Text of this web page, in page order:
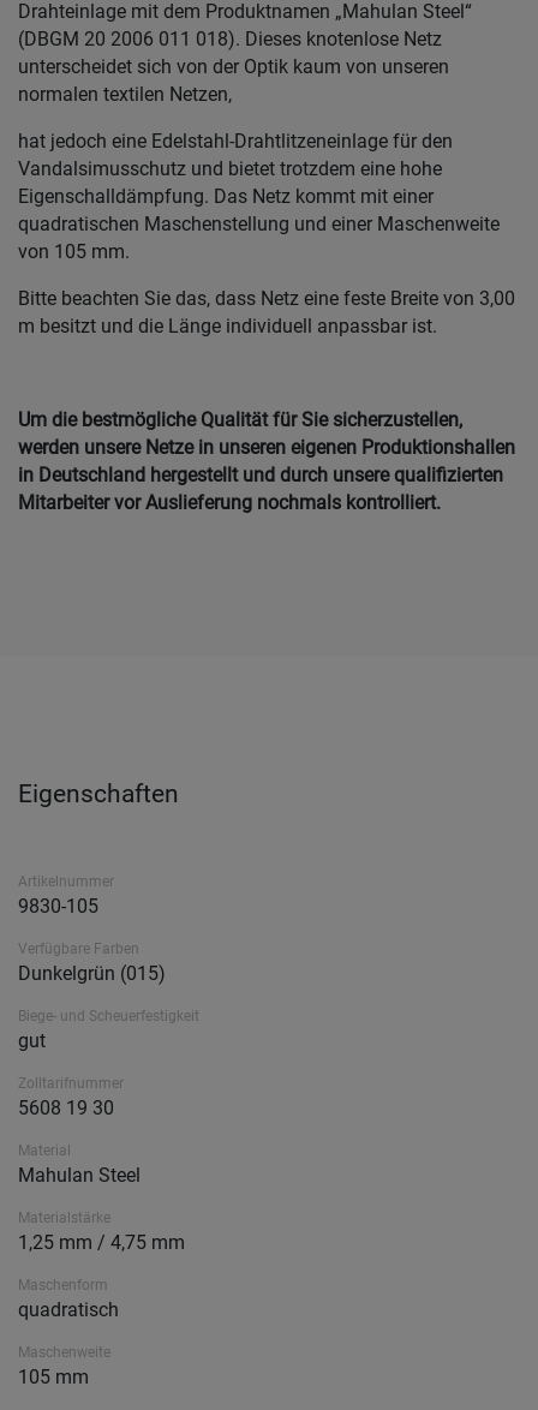
Drahteinlage mit dem Produktnamen „Mahulan Steel“
(DBGM 20 2006 011 018). Dieses knotenlose Netz
unterscheidet sich von der Optik kaum von unseren
normalen textilen Netzen,
hat jedoch eine Edelstahl-Drahtlitzeneinlage für den
Vandalsimusschutz und bietet trotzdem eine hohe
Eigenschalldämpfung. Das Netz kommt mit einer
quadratischen Maschenstellung und einer Maschenweite
von 105 mm.
Bitte beachten Sie das, dass Netz eine feste Breite von 3,00
m besitzt und die Länge individuell anpassbar ist.
Um die bestmögliche Qualität für Sie sicherzustellen,
werden unsere Netze in unseren eigenen Produktionshallen
in Deutschland hergestellt und durch unsere qualifizierten
Mitarbeiter vor Auslieferung nochmals kontrolliert.
Eigenschaften
Artikelnummer
9830-105
Verfügbare Farben
Dunkelgrün (015)
Biege- und Scheuerfestigkeit
gut
Zolltarifnummer
5608 19 30
Material
Mahulan Steel
Materialstärke
1,25 mm / 4,75 mm
Maschenform
quadratisch
Maschenweite
105 mm